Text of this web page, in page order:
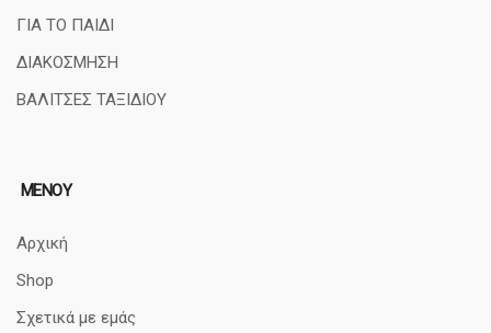
ΓΙΑ ΤΟ ΠΑΙΔΙ
ΔΙΑΚΟΣΜΗΣΗ
ΒΑΛΙΤΣΕΣ ΤΑΞΙΔΙΟΥ
ΜΕΝΟΥ
Αρχική
Shop
Σχετικά με εμάς